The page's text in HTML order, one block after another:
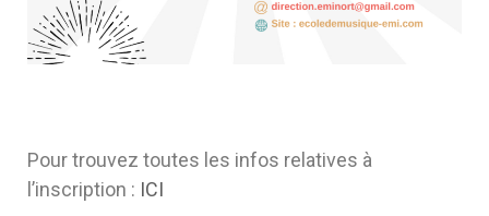
Pour trouvez toutes les infos relatives à
l’inscription : ICI